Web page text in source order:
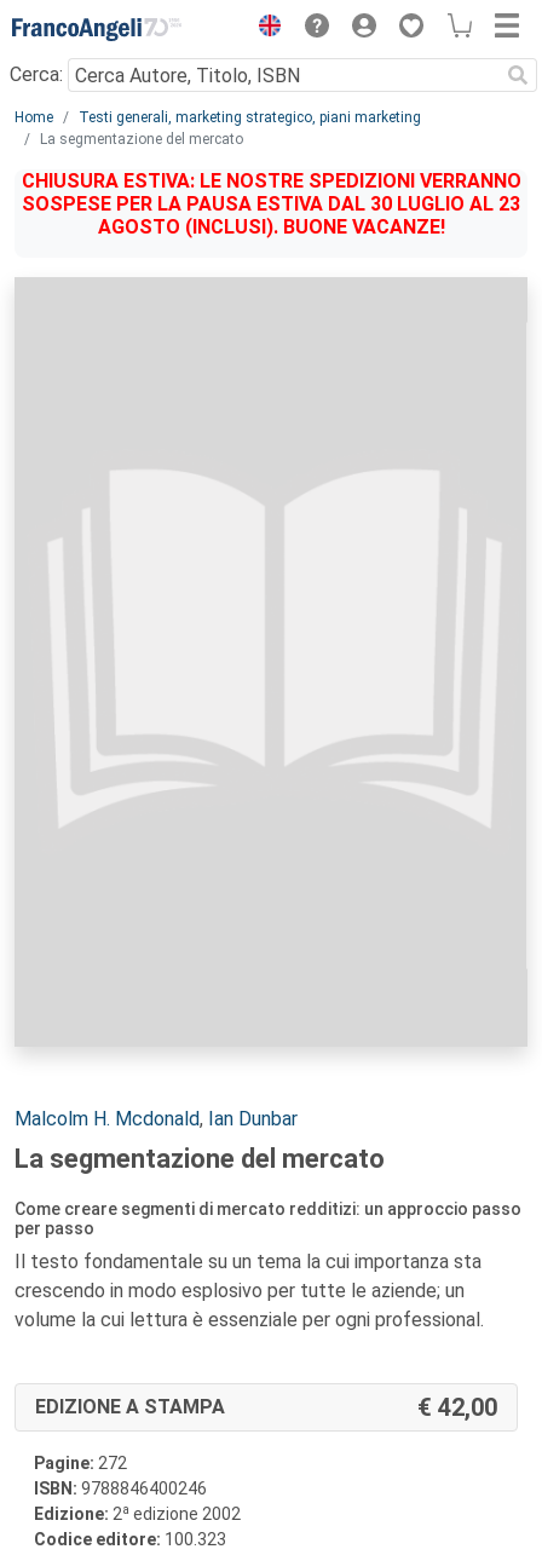
Menu
Cerca:
Main content
Home
Testi generali, marketing strategico, piani marketing
La segmentazione del mercato
CHIUSURA ESTIVA: LE NOSTRE SPEDIZIONI VERRANNO
SOSPESE PER LA PAUSA ESTIVA DAL 30 LUGLIO AL 23
AGOSTO (INCLUSI). BUONE VACANZE!
Autori:
Malcolm H. Mcdonald, Ian Dunbar
La segmentazione del mercato
Come creare segmenti di mercato redditizi: un approccio passo
per passo
Il testo fondamentale su un tema la cui importanza sta
crescendo in modo esplosivo per tutte le aziende; un
volume la cui lettura è essenziale per ogni professional.
EDIZIONE A STAMPA 42,00
Pagine: 272
ISBN: 9788846400246
Edizione: 2a edizione 2002
Codice editore: 100.323